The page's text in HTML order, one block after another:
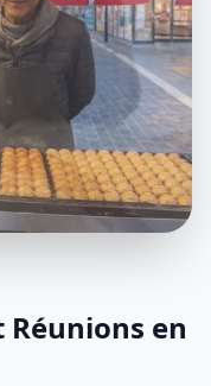
Réunions en